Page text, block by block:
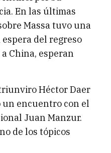
En las últimas
Massa tuvo una
espera del regreso
China, esperan
Héctor Daer
encuentro con el
Juan Manzur.
de los tópicos